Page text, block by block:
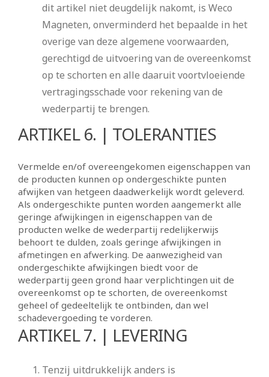
dit artikel niet deugdelijk nakomt, is Weco
Magneten, onverminderd het bepaalde in het
overige van deze algemene voorwaarden,
gerechtigd de uitvoering van de overeenkomst
op te schorten en alle daaruit voortvloeiende
vertragingsschade voor rekening van de
wederpartij te brengen.
ARTIKEL 6. | TOLERANTIES
Vermelde en/of overeengekomen eigenschappen van
de producten kunnen op ondergeschikte punten
afwijken van hetgeen daadwerkelijk wordt geleverd.
Als ondergeschikte punten worden aangemerkt alle
geringe afwijkingen in eigenschappen van de
producten welke de wederpartij redelijkerwijs
behoort te dulden, zoals geringe afwijkingen in
afmetingen en afwerking. De aanwezigheid van
ondergeschikte afwijkingen biedt voor de
wederpartij geen grond haar verplichtingen uit de
overeenkomst op te schorten, de overeenkomst
geheel of gedeeltelijk te ontbinden, dan wel
schadevergoeding te vorderen.
ARTIKEL 7. | LEVERING
Tenzij uitdrukkelijk anders is